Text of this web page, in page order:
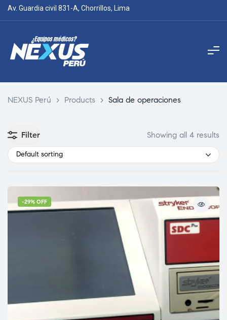
Av. Guardia civil 831-A, Chorrillos, Lima
NEXUS Perú > Products > Sala de operaciones
Filter Showing all 4 results
Default sorting
-29% OFF